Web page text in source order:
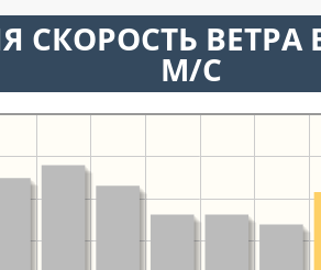
СКОРОСТЬ ВЕТРА
М/С